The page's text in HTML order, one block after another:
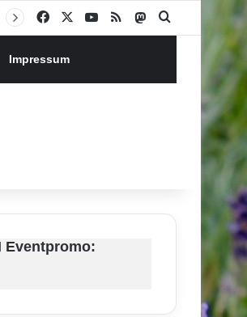
Facebook YouTube
RSS MastodonSuchen nach
Impressum
Eventpromo: